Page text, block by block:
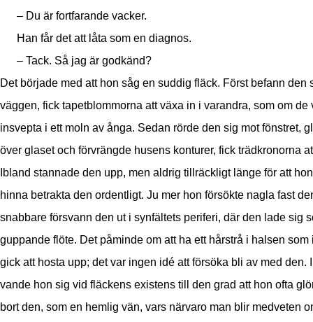
– Du är fortfarande vacker.
Han får det att låta som en diagnos.
– Tack. Så jag är godkänd?
Det började med att hon såg en suddig fläck. Först befann den
väggen, fick tapetblommorna att växa in i varandra, som om de
insvepta i ett moln av ånga. Sedan rörde den sig mot fönstret,
över glaset och förvrängde husens konturer, fick trädkronorna
Ibland stannade den upp, men aldrig tillräckligt länge för att
hinna betrakta den ordentligt. Ju mer hon försökte nagla fast
snabbare försvann den ut i synfältets periferi, där den lade sig
guppande flöte. Det påminde om att ha ett hårstrå i halsen som
gick att hosta upp; det var ingen idé att försöka bli av med den.
vande hon sig vid fläckens existens till den grad att hon ofta
bort den, som en hemlig vän, vars närvaro man blir medveten